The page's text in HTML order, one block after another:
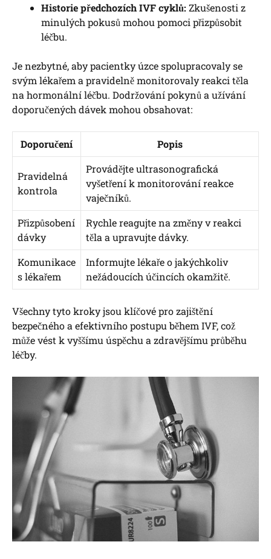
Historie předchozích IVF cyklů: Zkušenosti z
minulých pokusů mohou pomoci přizpůsobit
léčbu.
Je nezbytné, aby pacientky úzce spolupracovaly se
svým lékařem a pravidelně monitorovaly reakci těla
na hormonální léčbu. Dodržování pokynů a užívání
doporučených dávek mohou obsahovat:
Doporučení Popis
Pravidelná
kontrola
Provádějte ultrasonografická
vyšetření k monitorování reakce
vaječníků.
Přizpůsobení
dávky
Rychle reagujte na změny v reakci
těla a upravujte dávky.
Komunikace
s lékařem
Informujte lékaře o jakýchkoliv
nežádoucích účincích okamžitě.
Všechny tyto kroky jsou klíčové pro zajištění
bezpečného a efektivního postupu během IVF, což
může vést k vyššímu úspěchu a zdravějšímu průběhu
léčby.